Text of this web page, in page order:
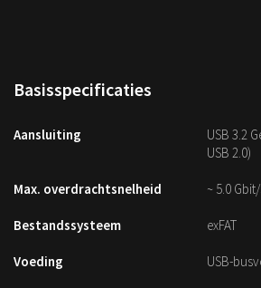
Basisspecificaties
Aansluiting
USB 3.2
USB 2.0)
Max. overdrachtsnelheid ~ 5.0
Bestandssysteem exFAT
Voeding USB-